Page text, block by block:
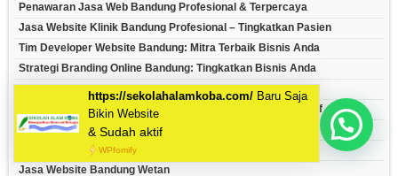
Penawaran Jasa Web Bandung Profesional & Terpercaya
Jasa Website Klinik Bandung Profesional – Tingkatkan Pasien
Tim Developer Website Bandung: Mitra Terbaik Bisnis Anda
Strategi Branding Online Bandung: Tingkatkan Bisnis Anda
Pelatihan Pengelolaan Website Bandung Profesional
Contoh Desain Website Menarik & Cara Membuatnya Efektif
Jasa Web Dago
Jasa Website Bandung Kulon
Jasa Website Bandung Wetan
Mau Bikin Website Apa Kak?